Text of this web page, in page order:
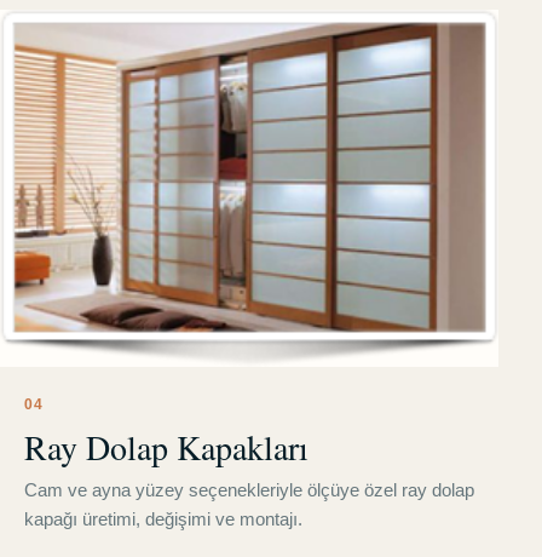
04
Ray Dolap Kapakları
Cam ve ayna yüzey seçenekleriyle ölçüye özel ray dolap
kapağı üretimi, değişimi ve montajı.